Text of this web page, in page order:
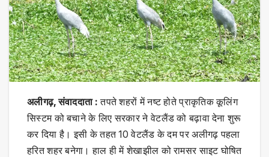
अलीगढ़, संवाददाता : तपते शहरों में नष्ट होते प्राकृतिक कूलिंग
सिस्टम को बचाने के लिए सरकार ने वेटलैंड को बढ़ावा देना शुरू
कर दिया है। इसी के तहत 10 वेटलैंड के दम पर अलीगढ़ पहला
हरित शहर बनेगा। हाल ही में शेखाझील को रामसर साइट घोषित